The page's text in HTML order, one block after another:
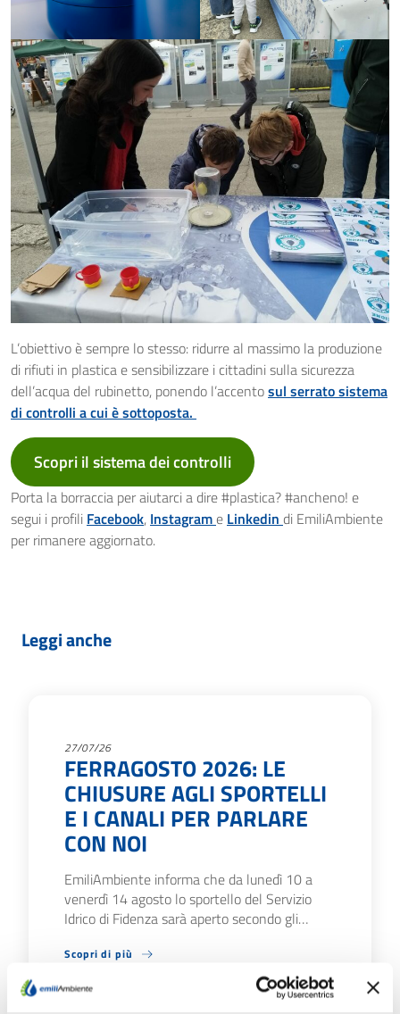
L’obiettivo è sempre lo stesso: ridurre al massimo la produzione
di rifiuti in plastica e sensibilizzare i cittadini sulla sicurezza
dell’acqua del rubinetto, ponendo l’accentosul serrato sistema
di controlli a cui è sottoposta.
Scopri il sistema dei controlli
Porta la borraccia per aiutarci a dire #plastica? #ancheno! e
segui i profili Facebook, Instagram e Linkedin di EmiliAmbiente
per rimanere aggiornato.
Leggi anche
27/07/26
FERRAGOSTO 2026: LE
CHIUSURE AGLI SPORTELLI
E I CANALI PER PARLARE
CON NOI
EmiliAmbiente informa che da lunedì 10 a
venerdì 14 agosto lo sportello del Servizio
Idrico di Fidenza sarà aperto secondo gli…
Scopri di più